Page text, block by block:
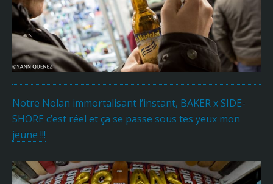
Notre Nolan immortalisant l’instant, BAKER x SIDE-
SHORE c’est réel et ça se passe sous tes yeux mon
jeune !!!